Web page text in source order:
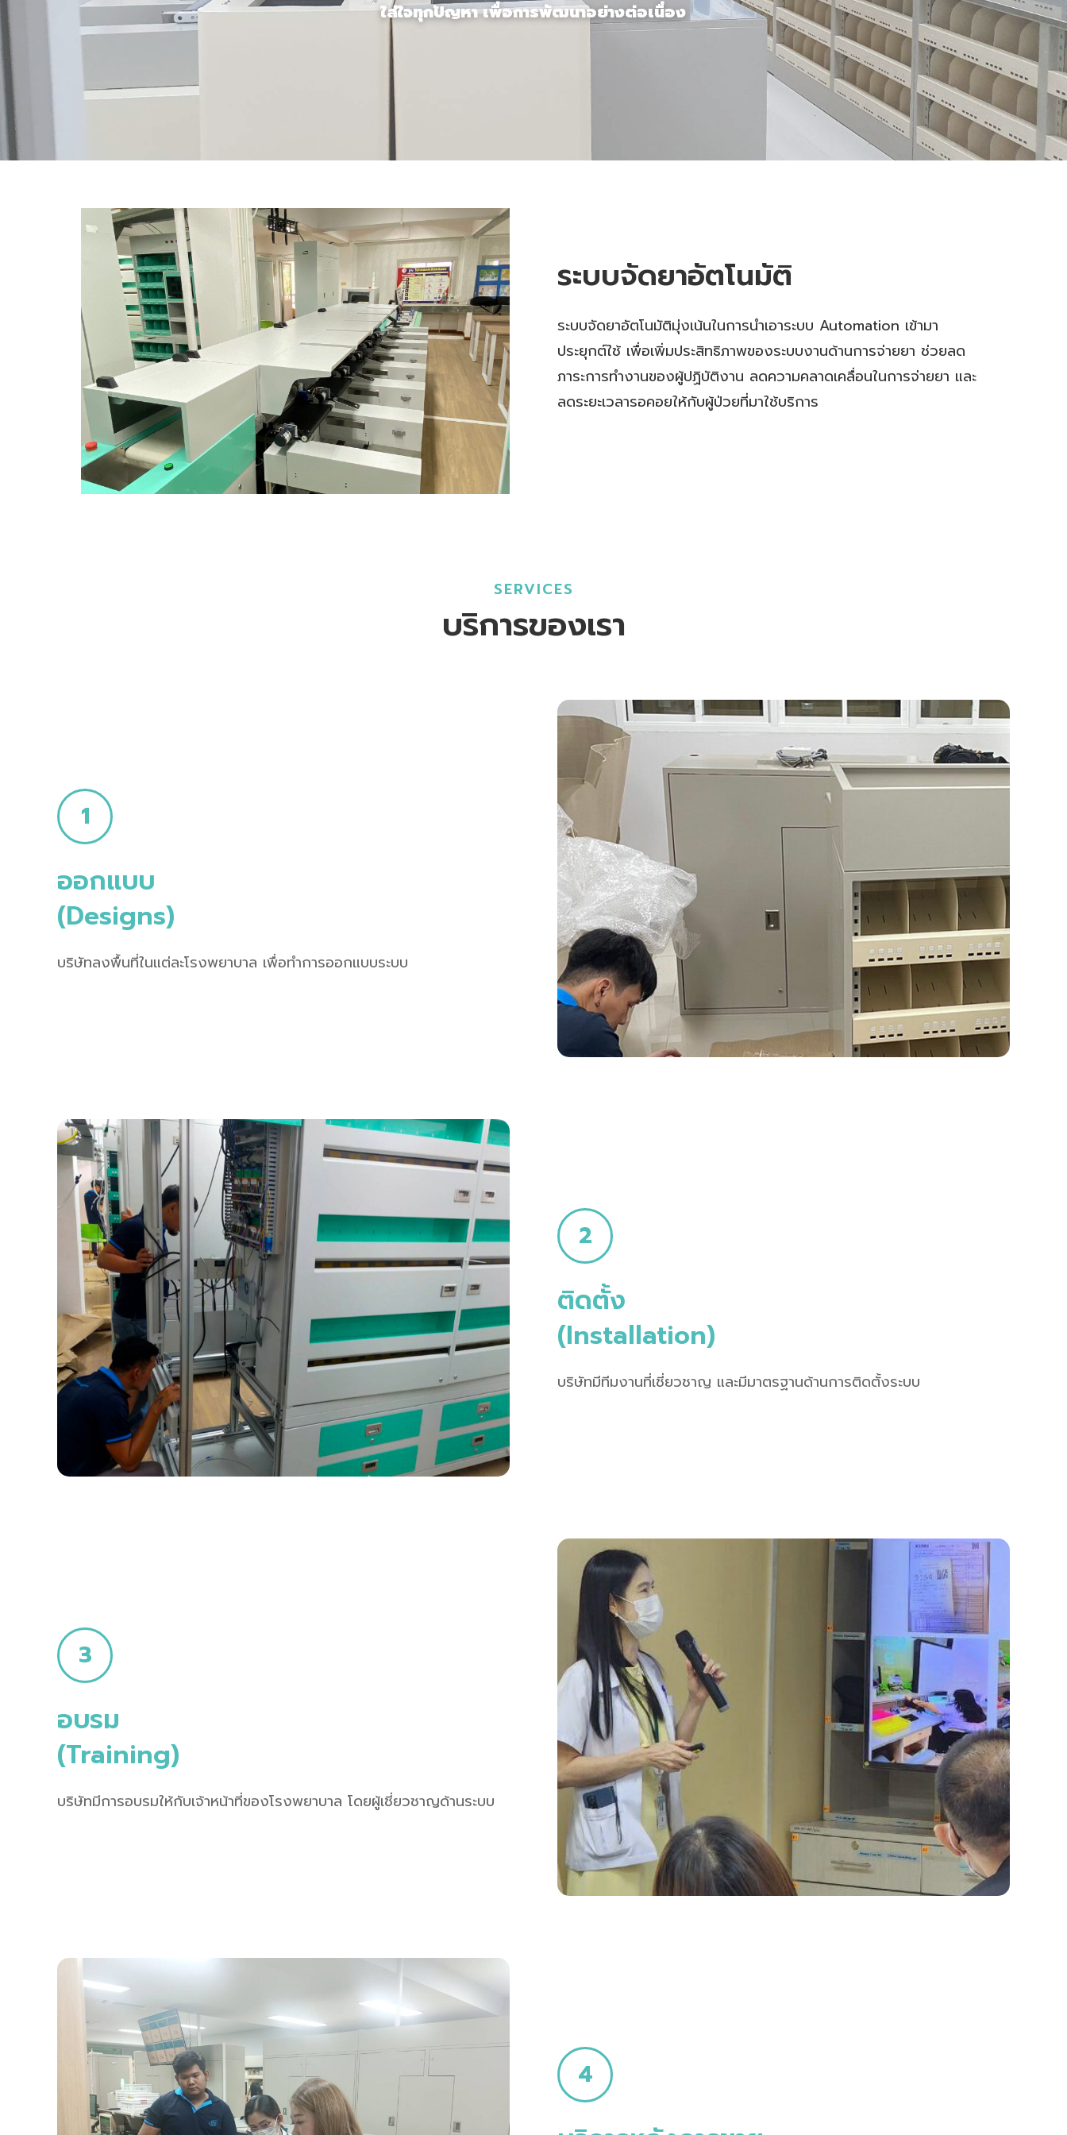
ใส่ใจทุกปัญหา เพื่อการพัฒนาอย่างต่อเนื่อง
ระบบจัดยาอัตโนมัติ
ระบบจัดยาอัตโนมัติมุ่งเน้นในการนำเอาระบบ Automation เข้ามา
ประยุกต์ใช้ เพื่อเพิ่มประสิทธิภาพของระบบงานด้านการจ่ายยา ช่วยลด
ภาระการทำงานของผู้ปฏิบัติงาน ลดความคลาดเคลื่อนในการจ่ายยา และ
ลดระยะเวลารอคอยให้กับผู้ป่วยที่มาใช้บริการ
SERVICES
บริการของเรา
1
ออกแบบ
(Designs)
บริษัทลงพื้นที่ในแต่ละโรงพยาบาล เพื่อทำการออกแบบระบบ
2
ติดตั้ง
(Installation)
บริษัทมีทีมงานที่เชี่ยวชาญ และมีมาตรฐานด้านการติดตั้งระบบ
3
อบรม
(Training)
บริษัทมีการอบรมให้กับเจ้าหน้าที่ของโรงพยาบาล โดยผู้เชี่ยวชาญด้านระบบ
4